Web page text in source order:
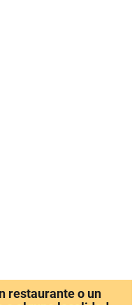
restaurante o un